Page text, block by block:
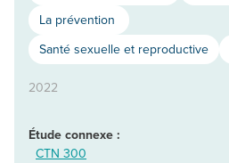
La prévention
Santé sexuelle et reproductive
2022
Étude connexe :
CTN 300